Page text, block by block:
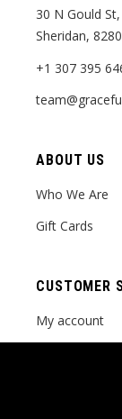
30 N Gould St,
Sheridan,
+1 307 395
ABOUT US
Who We Are
Gift Cards
CUSTOMER
My account